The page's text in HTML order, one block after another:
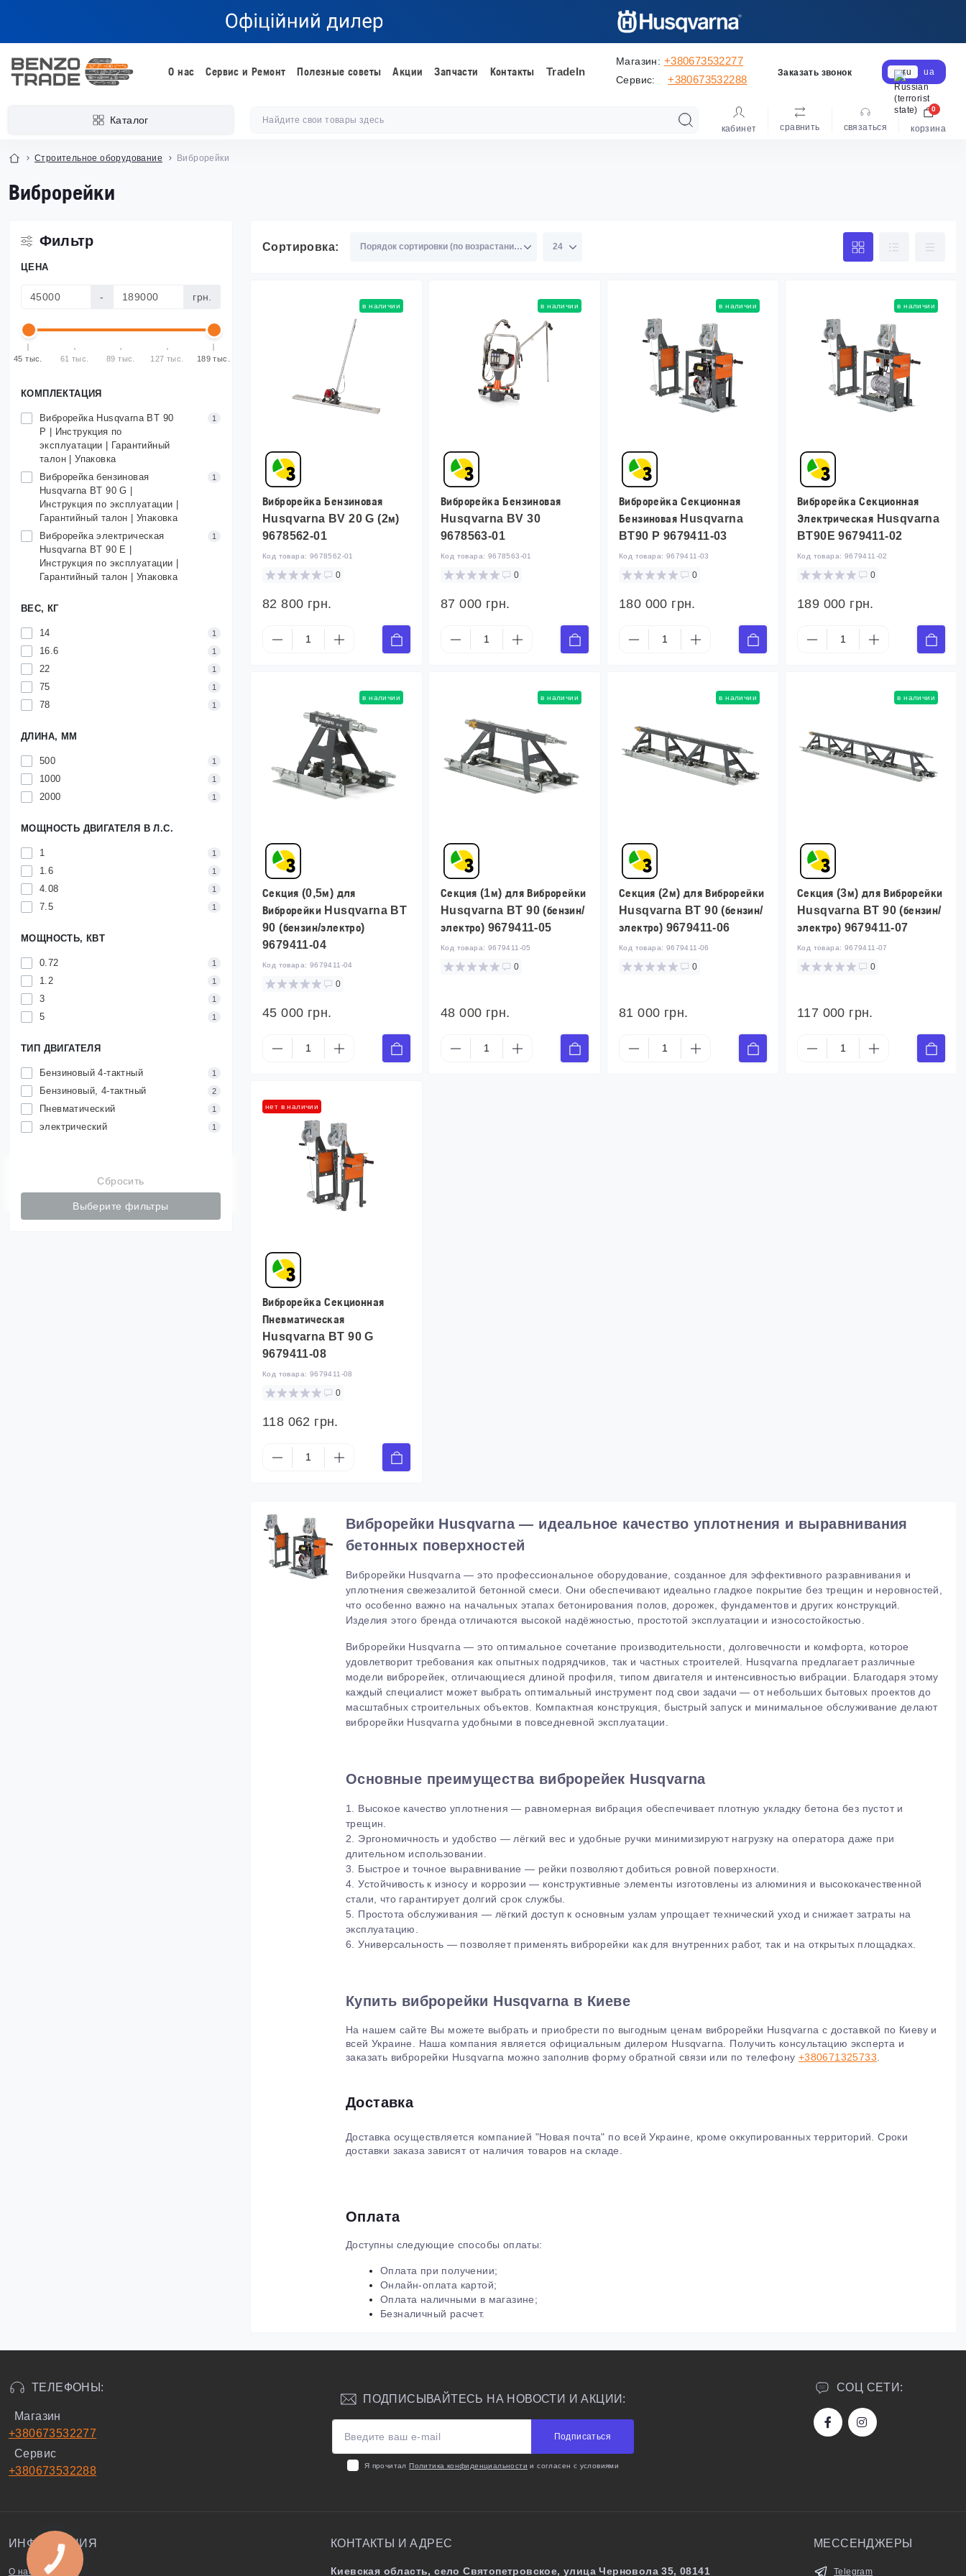
О нас Сервис и Ремонт Полезные советы Акции Запчасти Контакты TradeIn
Магазин: +380673532277
Сервис: +380673532288
Заказать звонок ru ua
Каталог
кабинет сравнить cвязаться корзина
0
Строительное оборудование Виброрейки
Виброрейки
Фильтр
ЦЕНА
- грн.
45 тыс. 61 тыс. 89 тыс. 127 тыс. 189 тыс.
КОМПЛЕКТАЦИЯ
Виброрейка Husqvarna BT 90
P | Инструкция по
эксплуатации | Гарантийный
талон | Упаковка
1
Виброрейка бензиновая
Husqvarna BT 90 G |
Инструкция по эксплуатации |
Гарантийный талон | Упаковка
1
Виброрейка электрическая
Husqvarna BT 90 E |
Инструкция по эксплуатации |
Гарантийный талон | Упаковка
1
ВЕС, КГ
14 1
16.6 1
22 1
75 1
78 1
ДЛИНА, ММ
500 1
1000 1
2000 1
МОЩНОСТЬ ДВИГАТЕЛЯ В Л.С.
1 1
1.6 1
4.08 1
7.5 1
МОЩНОСТЬ, КВТ
0.72 1
1.2 1
3 1
5 1
ТИП ДВИГАТЕЛЯ
Бензиновый 4-тактный 1
Бензиновый, 4-тактный 2
Пневматический 1
электрический 1
Сбросить
Выберите фильтры
Сортировка:
в наличии
Виброрейка Бензиновая
Husqvarna BV 20 G (2м)
9678562-01
Код товара: 9678562-01
0
82 800 грн.
в наличии
Виброрейка Бензиновая
Husqvarna BV 30
9678563-01
Код товара: 9678563-01
0
87 000 грн.
в наличии
Виброрейка Секционная
Бензиновая Husqvarna
BT90 P 9679411-03
Код товара: 9679411-03
0
180 000 грн.
в наличии
Виброрейка Секционная
Электрическая Husqvarna
BT90E 9679411-02
Код товара: 9679411-02
0
189 000 грн.
в наличии
Секция (0,5м) для
Виброрейки Husqvarna BT
90 (бензин/электро)
9679411-04
Код товара: 9679411-04
0
45 000 грн.
в наличии
Секция (1м) для Виброрейки
Husqvarna BT 90 (бензин/
электро) 9679411-05
Код товара: 9679411-05
0
48 000 грн.
в наличии
Секция (2м) для Виброрейки
Husqvarna BT 90 (бензин/
электро) 9679411-06
Код товара: 9679411-06
0
81 000 грн.
в наличии
Секция (3м) для Виброрейки
Husqvarna BT 90 (бензин/
электро) 9679411-07
Код товара: 9679411-07
0
117 000 грн.
нет в наличии
Виброрейка Секционная
Пневматическая
Husqvarna BT 90 G
9679411-08
Код товара: 9679411-08
0
118 062 грн.
Виброрейки Husqvarna — идеальное качество уплотнения и выравнивания
бетонных поверхностей
Виброрейки Husqvarna — это профессиональное оборудование, созданное для эффективного разравнивания и
уплотнения свежезалитой бетонной смеси. Они обеспечивают идеально гладкое покрытие без трещин и неровностей,
что особенно важно на начальных этапах бетонирования полов, дорожек, фундаментов и других конструкций.
Изделия этого бренда отличаются высокой надёжностью, простотой эксплуатации и износостойкостью.
Виброрейки Husqvarna — это оптимальное сочетание производительности, долговечности и комфорта, которое
удовлетворит требования как опытных подрядчиков, так и частных строителей. Husqvarna предлагает различные
модели виброрейек, отличающиеся длиной профиля, типом двигателя и интенсивностью вибрации. Благодаря этому
каждый специалист может выбрать оптимальный инструмент под свои задачи — от небольших бытовых проектов до
масштабных строительных объектов. Компактная конструкция, быстрый запуск и минимальное обслуживание делают
виброрейки Husqvarna удобными в повседневной эксплуатации.
Основные преимущества виброрейек Husqvarna
1. Высокое качество уплотнения — равномерная вибрация обеспечивает плотную укладку бетона без пустот и
трещин.
2. Эргономичность и удобство — лёгкий вес и удобные ручки минимизируют нагрузку на оператора даже при
длительном использовании.
3. Быстрое и точное выравнивание — рейки позволяют добиться ровной поверхности.
4. Устойчивость к износу и коррозии — конструктивные элементы изготовлены из алюминия и высококачественной
стали, что гарантирует долгий срок службы.
5. Простота обслуживания — лёгкий доступ к основным узлам упрощает технический уход и снижает затраты на
эксплуатацию.
6. Универсальность — позволяет применять виброрейки как для внутренних работ, так и на открытых площадках.
Купить виброрейки Husqvarna в Киеве
На нашем сайте Вы можете выбрать и приобрести по выгодным ценам виброрейки Husqvarna с доставкой по Киеву и
всей Украине. Наша компания является официальным дилером Husqvarna. Получить консультацию эксперта и
заказать виброрейки Husqvarna можно заполнив форму обратной связи или по телефону +380671325733
Доставка
Доставка осуществляется компанией "Новая почта" по всей Украине, кроме оккупированных территорий. Сроки
доставки заказа зависят от наличия товаров на складе.
Оплата
Доступны следующие способы оплаты:
Оплата при получении;
Онлайн-оплата картой;
Оплата наличными в магазине;
Безналичный расчет.
ТЕЛЕФОНЫ:
Магазин
+380673532277
Сервис
+380673532288
СОЦ СЕТИ:
ПОДПИСЫВАЙТЕСЬ НА НОВОСТИ И АКЦИИ:
Подписаться
Я прочиталПолитика конфиденциальности и согласен с условиями
ИНФОРМАЦИЯ
О нас
КОНТАКТЫ И АДРЕС
Киевская область, село Святопетровское, улица Черновола 35, 08141
МЕССЕНДЖЕРЫ
Telegram